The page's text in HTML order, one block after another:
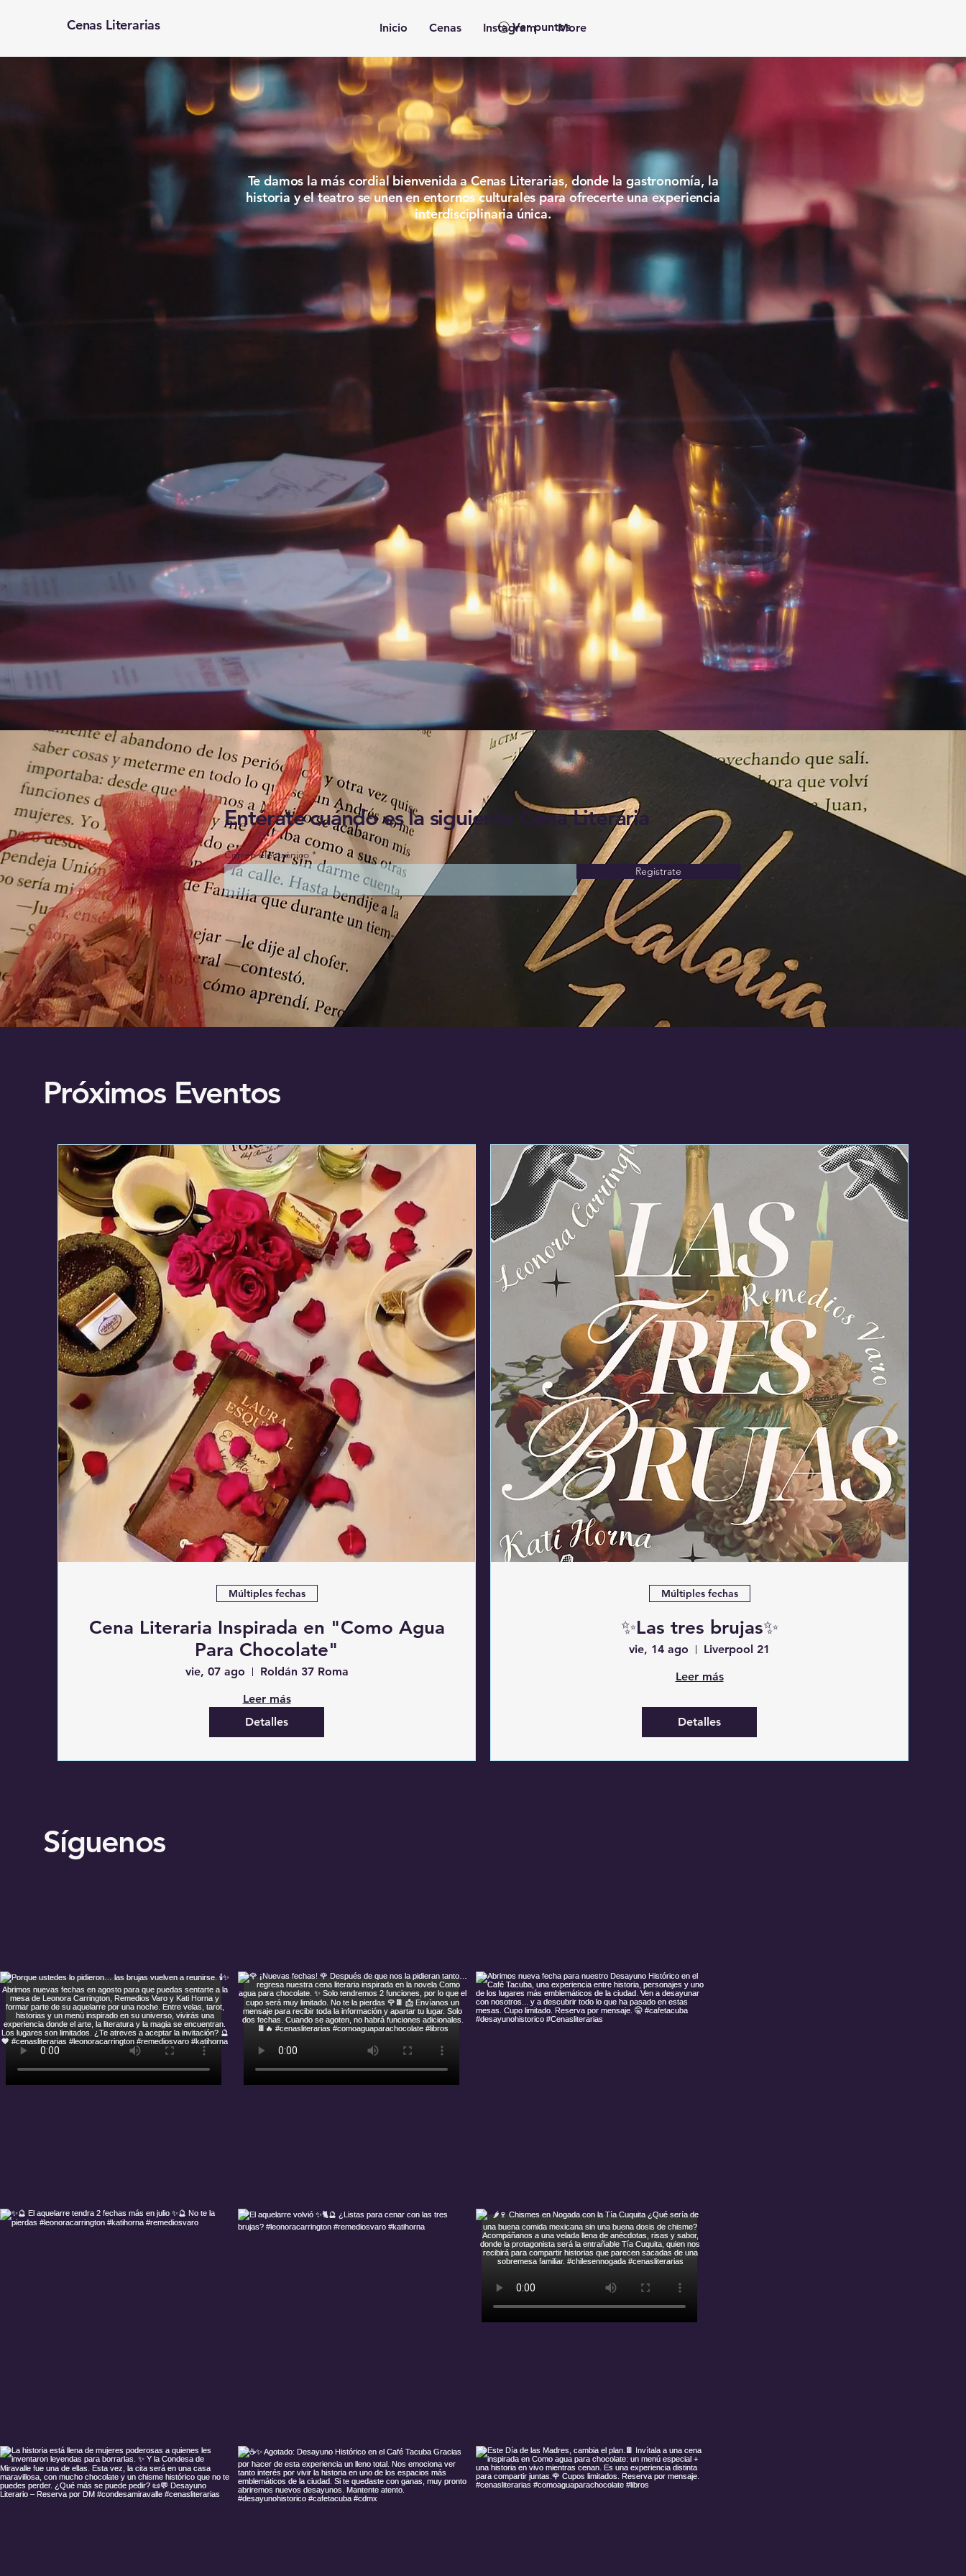
Cenas Literarias Inicio Cenas Instagram More
Ver puntos
Te damos la más cordial bienvenida a Cenas Literarias, donde la gastronomía, la
historia y el teatro se unen en entornos culturales para ofrecerte una experiencia
interdisciplinaria única.
Entérate cuándo es la siguiente Cena Literaria
Correo electrónico
Registrate
Próximos Eventos
Múltiples fechas
Cena Literaria Inspirada en "Como Agua
Para Chocolate"
vie, 07 ago
Roldán 37 Roma
Leer más
Detalles
Múltiples fechas
✨️Las tres brujas✨️
vie, 14 ago
Liverpool 21
Leer más
Detalles
Síguenos